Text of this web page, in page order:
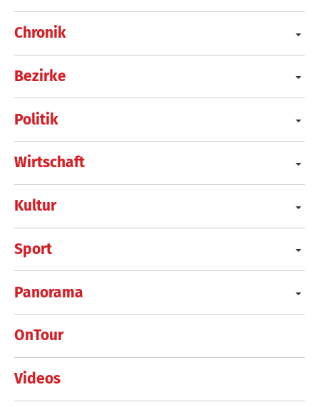
Chronik
Bezirke
Politik
Wirtschaft
Kultur
Sport
Panorama
OnTour
Videos